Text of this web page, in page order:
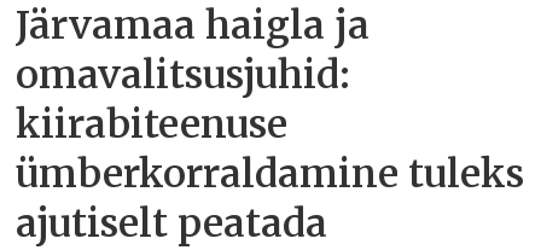
Järvamaa haigla ja
omavalitsusjuhid:
kiirabiteenuse
ümberkorraldamine tuleks
ajutiselt peatada